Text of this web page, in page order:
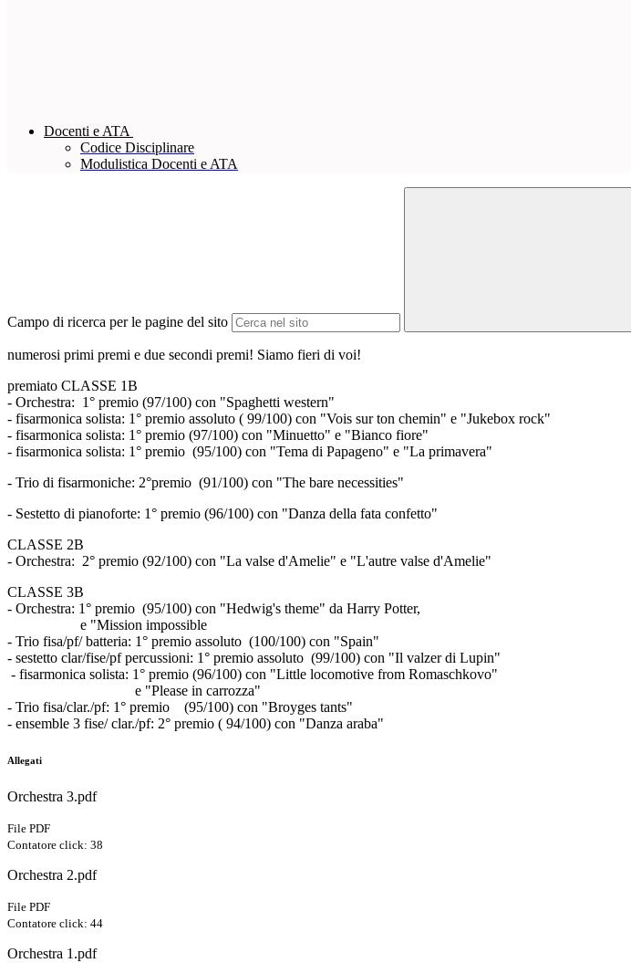
Docenti e ATA
Codice Disciplinare
Modulistica Docenti e ATA
Campo di ricerca per le pagine del sito
numerosi primi premi e due secondi premi! Siamo fieri di voi!
premiato CLASSE 1B
- Orchestra: 1° premio (97/100) con "Spaghetti western"
- fisarmonica solista: 1° premio assoluto ( 99/100) con "Vois sur ton chemin" e "Jukebox rock"
- fisarmonica solista: 1° premio (97/100) con "Minuetto" e "Bianco fiore"
- fisarmonica solista: 1° premio (95/100) con "Tema di Papageno" e "La primavera"
- Trio di fisarmoniche: 2°premio (91/100) con "The bare necessities"
- Sestetto di pianoforte: 1° premio (96/100) con "Danza della fata confetto"
CLASSE 2B
- Orchestra: 2° premio (92/100) con "La valse d'Amelie" e "L'autre valse d'Amelie"
CLASSE 3B
- Orchestra: 1° premio (95/100) con "Hedwig's theme" da Harry Potter,
e "Mission impossible
- Trio fisa/pf/ batteria: 1° premio assoluto (100/100) con "Spain"
- sestetto clar/fise/pf percussioni: 1° premio assoluto (99/100) con "Il valzer di Lupin"
- fisarmonica solista: 1° premio (96/100) con "Little locomotive from Romaschkovo"
e "Please in carrozza"
- Trio fisa/clar./pf: 1° premio (95/100) con "Broyges tants"
- ensemble 3 fise/ clar./pf: 2° premio ( 94/100) con "Danza araba"
Allegati
Orchestra 3.pdf
File PDF
Contatore click: 38
Orchestra 2.pdf
File PDF
Contatore click: 44
Orchestra 1.pdf